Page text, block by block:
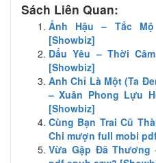
Sách Liên Quan:
Ảnh Hậu – Tắc
[Showbiz]
Dấu Yêu – Thời
[Showbiz]
Anh Chỉ Là Một (Ta
– Xuân Phong Lựu
[Showbiz]
Cùng Bạn Trai Cũ
Chi mượn full mobi
Vừa Gặp Đã